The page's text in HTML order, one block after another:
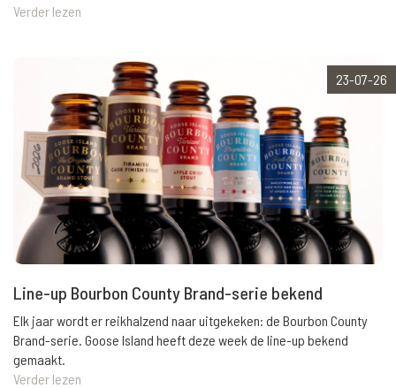
Verder lezen
23-07-26
Line-up Bourbon County Brand-serie bekend
Elk jaar wordt er reikhalzend naar uitgekeken: de Bourbon County
Brand-serie. Goose Island heeft deze week de line-up bekend
gemaakt.
Verder lezen